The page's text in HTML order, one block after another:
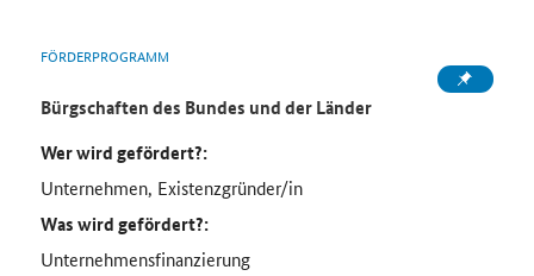
FÖRDERPROGRAMM
Bürgschaften des Bundes und der Länder
Wer wird gefördert?:
Unternehmen, Existenzgründer/in
Was wird gefördert?:
Unternehmensfinanzierung